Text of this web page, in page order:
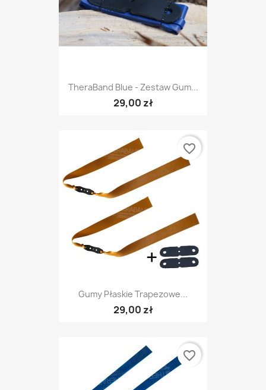
TheraBand Blue - Zestaw Gum...
29,00 zł
Gumy Płaskie Trapezowe...
29,00 zł
favorite_border
favorite_border